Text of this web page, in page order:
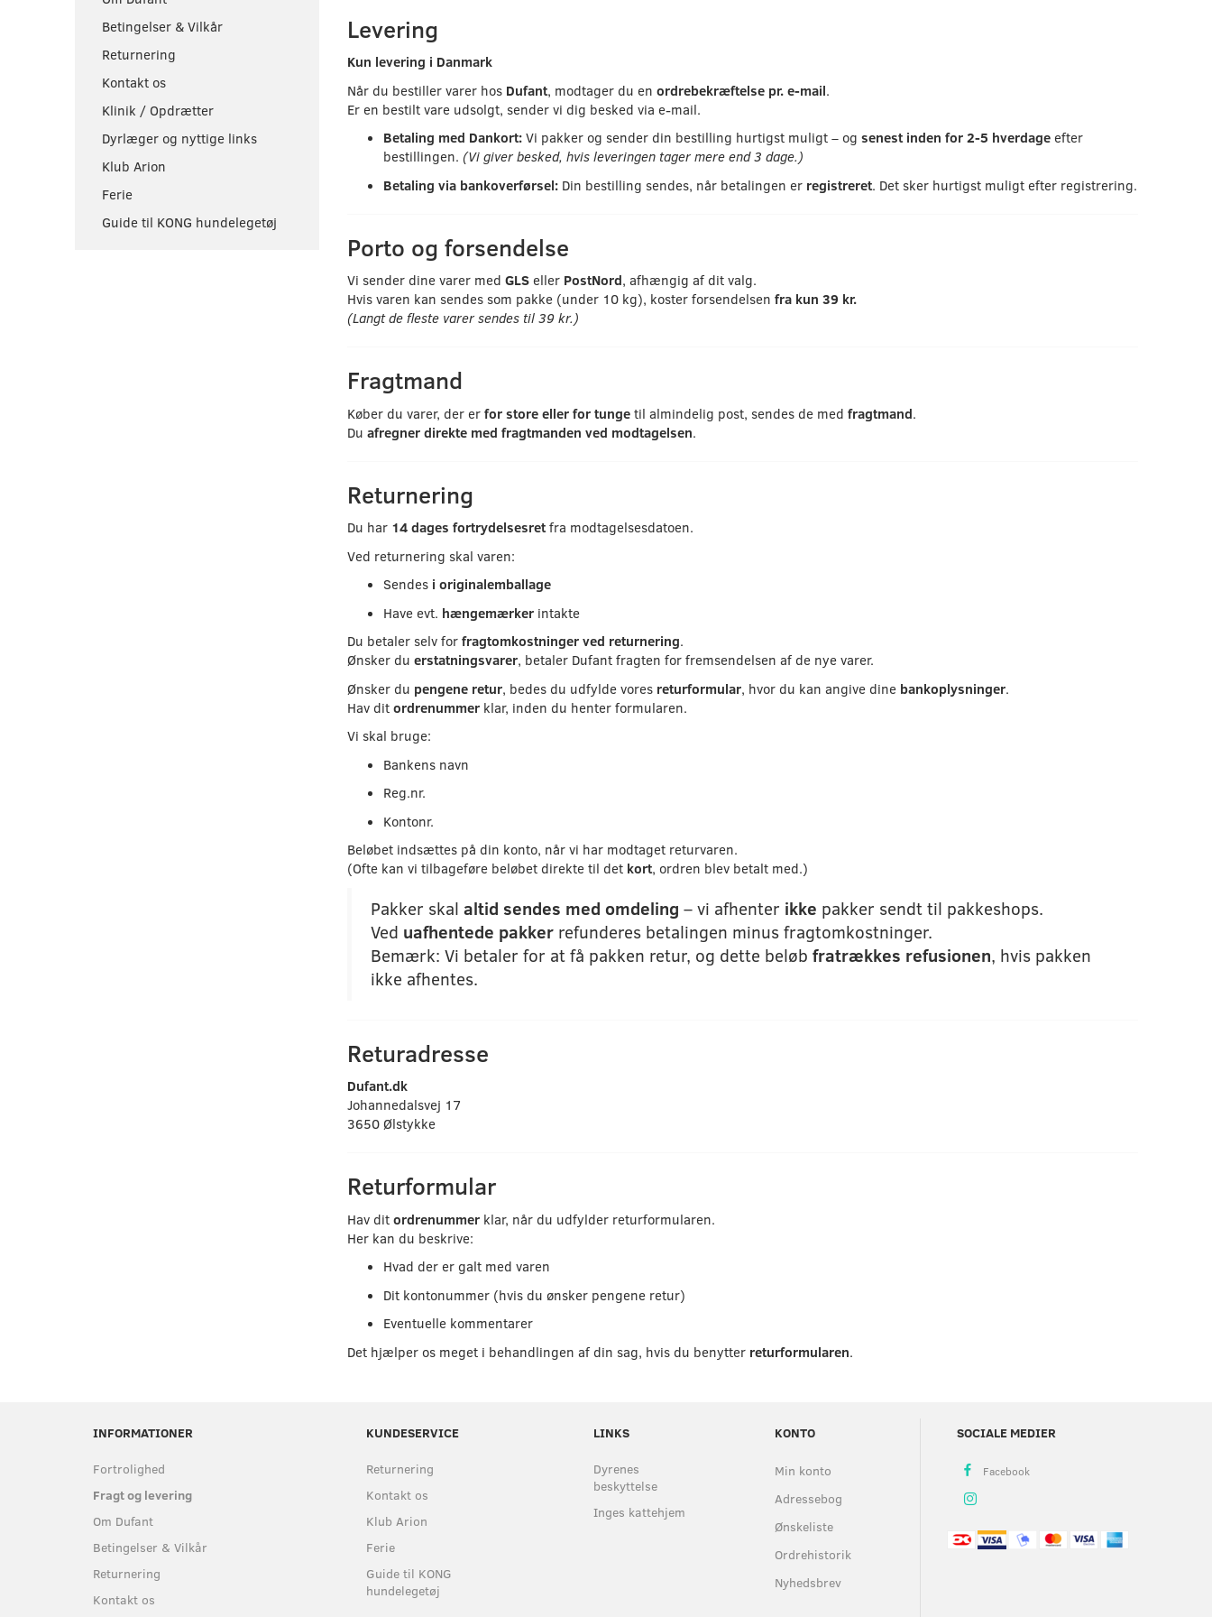
Betingelser & Vilkår
Returnering
Kontakt os
Klinik / Opdrætter
Dyrlæger og nyttige links
Klub Arion
Ferie
Guide til KONG hundelegetøj
Levering
Kun levering i Danmark
Når du bestiller varer hos Dufant, modtager du en ordrebekræftelse pr. e-mail.
Er en bestilt vare udsolgt, sender vi dig besked via e-mail.
Betaling med Dankort:Vi pakker og sender din bestilling hurtigst muligt – og senest inden for 2-5 hverdageefter
bestillingen. (Vi giver besked, hvis leveringen tager mere end 3 dage.)
Betaling via bankoverførsel:Din bestilling sendes, når betalingen er registreret. Det sker hurtigst muligt efter registrering.
Porto og forsendelse
Vi sender dine varer med GLSeller PostNord, afhængig af dit valg.
Hvis varen kan sendes som pakke (under 10 kg), koster forsendelsen fra kun 39 kr.
(Langt de fleste varer sendes til 39 kr.)
Fragtmand
Køber du varer, der er for store eller for tungetil almindelig post, sendes de med fragtmand.
Du afregner direkte med fragtmanden ved modtagelsen.
Returnering
Du har 14 dages fortrydelsesretfra modtagelsesdatoen.
Ved returnering skal varen:
Sendes i originalemballage
Have evt. hængemærkerintakte
Du betaler selv for fragtomkostninger ved returnering.
Ønsker du erstatningsvarer, betaler Dufant fragten for fremsendelsen af de nye varer.
Ønsker du pengene retur, bedes du udfylde vores returformular, hvor du kan angive dine bankoplysninger.
Hav dit ordrenummerklar, inden du henter formularen.
Vi skal bruge:
Bankens navn
Reg.nr.
Kontonr.
Beløbet indsættes på din konto, når vi har modtaget returvaren.
(Ofte kan vi tilbageføre beløbet direkte til det kort, ordren blev betalt med.)
Pakker skal altid sendes med omdeling – vi afhenter ikke pakker sendt til pakkeshops.
Ved uafhentede pakkerrefunderes betalingen minus fragtomkostninger.
Bemærk: Vi betaler for at få pakken retur, og dette beløb fratrækkes refusionen, hvis pakken
ikke afhentes.
Returadresse
Dufant.dk
Johannedalsvej 17
3650 Ølstykke
Returformular
Hav dit ordrenummerklar, når du udfylder returformularen.
Her kan du beskrive:
Hvad der er galt med varen
Dit kontonummer (hvis du ønsker pengene retur)
Eventuelle kommentarer
Det hjælper os meget i behandlingen af din sag, hvis du benytter returformularen.
INFORMATIONER
Fortrolighed
Fragt og levering
Om Dufant
Betingelser & Vilkår
Returnering
Kontakt os
KUNDESERVICE
Returnering
Kontakt os
Klub Arion
Ferie
Guide til KONG
hundelegetøj
LINKS
Dyrenes
beskyttelse
Inges kattehjem
KONTO
Min konto
Adressebog
Ønskeliste
Ordrehistorik
Nyhedsbrev
SOCIALE MEDIER